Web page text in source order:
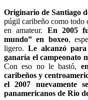
Originario de Santiago
púgil caribeño como todo
en amateur. En 2005
mundo” en boxeo,
ligero. Le alcanzó
ganaría el campeonato
Con eso no le bastó,
caribeños y
el 2007 nuevamente
panamericanos de Rio